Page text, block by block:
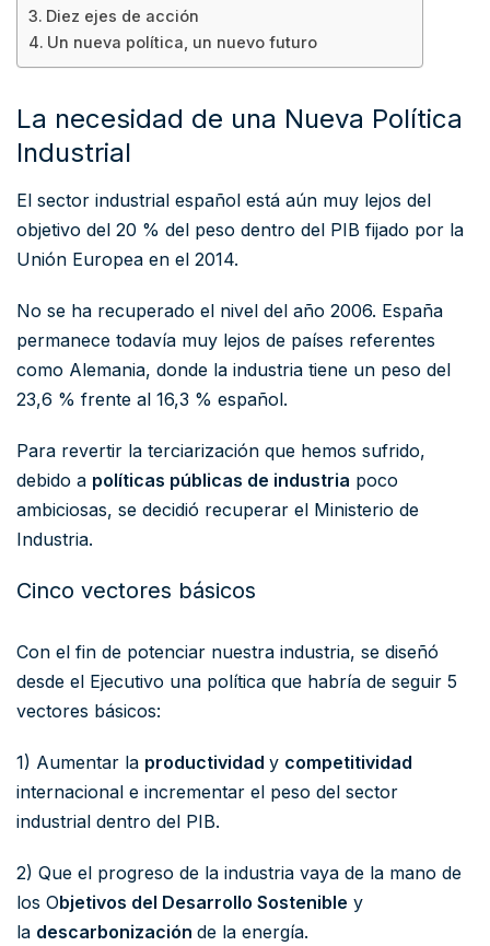
Diez ejes de acción
Un nueva política, un nuevo futuro
La necesidad de una Nueva Política
Industrial
El sector industrial español está aún muy lejos del
objetivo del 20 % del peso dentro del PIB fijado por la
Unión Europea en el 2014.
No se ha recuperado el nivel del año 2006. España
permanece todavía muy lejos de países referentes
como Alemania, donde la industria tiene un peso del
23,6 % frente al 16,3 % español.
Para revertir la terciarización que hemos sufrido,
debido a políticas públicas de industria poco
ambiciosas, se decidió recuperar el Ministerio de
Industria.
Cinco vectores básicos
Con el fin de potenciar nuestra industria, se diseñó
desde el Ejecutivo una política que habría de seguir 5
vectores básicos:
1) Aumentar la productividad y competitividad
internacional e incrementar el peso del sector
industrial dentro del PIB.
2) Que el progreso de la industria vaya de la mano de
los Objetivos del Desarrollo Sostenible y
la descarbonización de la energía.